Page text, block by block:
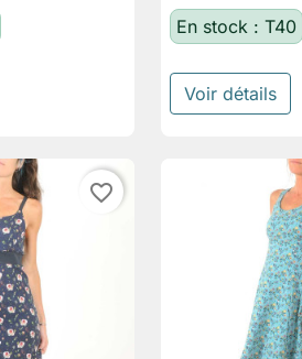
En stock : T40
Voir détails
favorite_border